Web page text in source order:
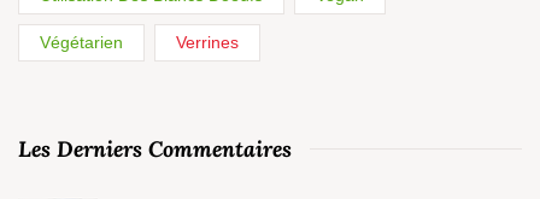
Végétarien Verrines
Les Derniers Commentaires